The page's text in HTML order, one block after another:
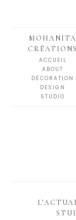
MOHANITA
CRÉATIONS
ACCUEIL
ABOUT
DÉCORATION
DESIGN
STUDIO